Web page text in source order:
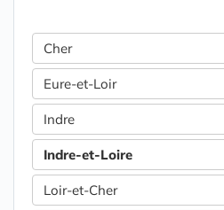
Cher
Eure-et-Loir
Indre
Indre-et-Loire
Loir-et-Cher